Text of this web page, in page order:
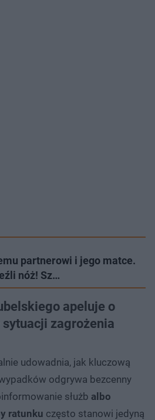
partnerowi i jego matce.
nóż! Sz…
apeluje o
zagrożenia
udowadnia, jak kluczową
odgrywa bezcenny
służb albo
ratunku często stanowi jedyną